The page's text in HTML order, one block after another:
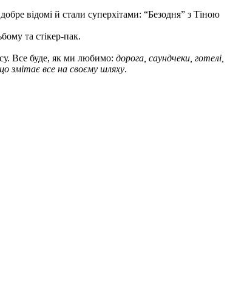
відомі й стали суперхітами: “Безодня” з Тіною
та стікер-пак.
Все буде, як ми любимо: дорога, саундчеки, готелі,
змітає все на своєму шляху.